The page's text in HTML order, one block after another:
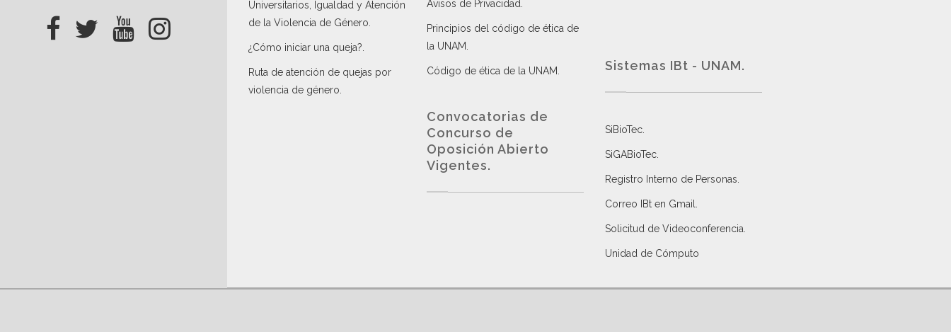
Universitarios, Igualdad y Atención
de la Violencia de Género
¿Cómo iniciar una queja?
Ruta de atención de quejas por
violencia de género
Avisos de Privacidad
Principios del código de ética de
la UNAM
Código de ética de la UNAM
Convocatorias de
Concurso de
Oposición Abierto
Vigentes.
Sistemas IBt - UNAM.
SiBioTec
SiGABioTec.
Registro Interno de Personas
Correo IBt en Gmail
Solicitud de Videoconferencia.
Unidad de Cómputo